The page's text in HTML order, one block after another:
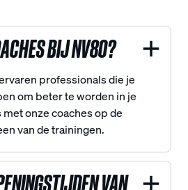
BIJ NV80?
professionals die je
om beter te worden in je
onze coaches op de
van de trainingen.
VAN